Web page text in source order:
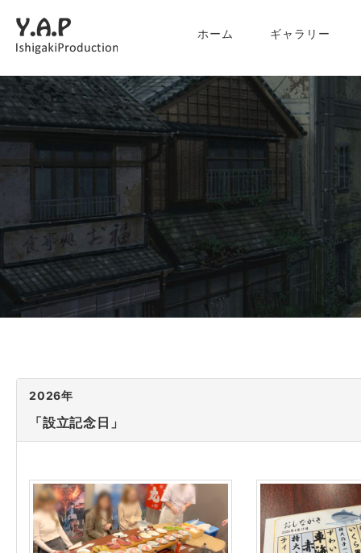
ホーム ギャラリー
2026年
「設立記念日」